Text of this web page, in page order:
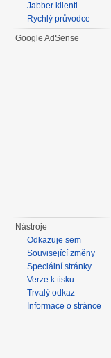
Jabber klienti
Rychlý průvodce
Google AdSense
Nástroje
Odkazuje sem
Související změny
Speciální stránky
Verze k tisku
Trvalý odkaz
Informace o stránce